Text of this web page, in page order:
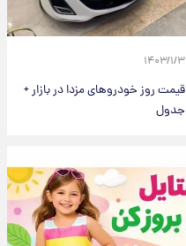
۱۴۰۳/۱/۳
قیمت روز خودروهای مزدا در بازار +
جدول